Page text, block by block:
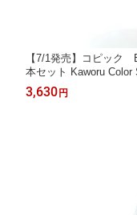
【7/1発売】コピック
本セット Kaworu
カヲル 12502137
3,630 円